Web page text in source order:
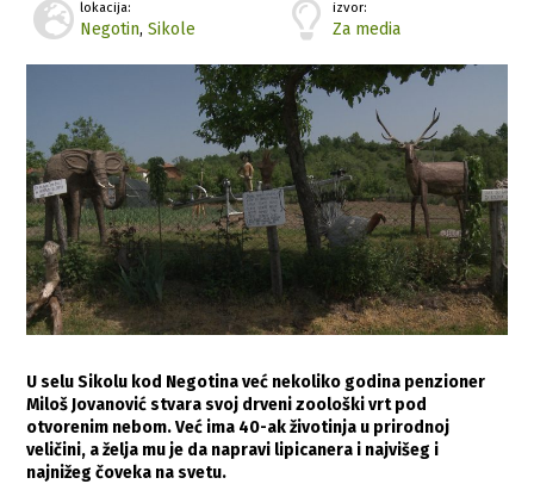
lokacija:
Negotin,Sikole
izvor:
Za media
U selu Sikolu kod Negotina već nekoliko godina penzioner
Miloš Jovanović stvara svoj drveni zoološki vrt pod
otvorenim nebom. Već ima 40-ak životinja u prirodnoj
veličini, a želja mu je da napravi lipicanera i najvišeg i
najnižeg čoveka na svetu.